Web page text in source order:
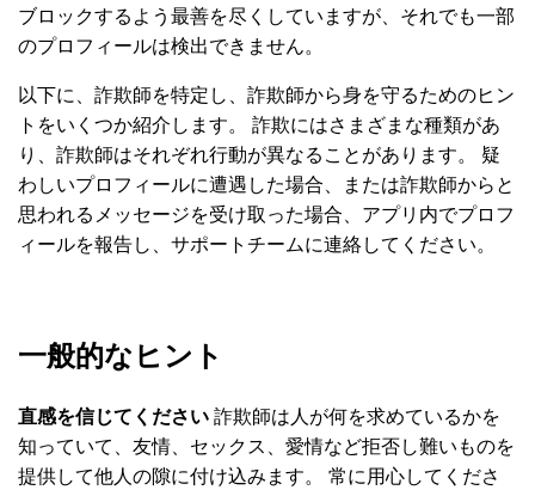
ブロックするよう最善を尽くしていますが、それでも一部
のプロフィールは検出できません。
以下に、詐欺師を特定し、詐欺師から身を守るためのヒン
トをいくつか紹介します。 詐欺にはさまざまな種類があ
り、詐欺師はそれぞれ行動が異なることがあります。 疑
わしいプロフィールに遭遇した場合、または詐欺師からと
思われるメッセージを受け取った場合、アプリ内でプロフ
ィールを報告し、サポートチームに連絡してください。
一般的なヒント
直感を信じてください詐欺師は人が何を求めているかを
知っていて、友情、セックス、愛情など拒否し難いものを
提供して他人の隙に付け込みます。 常に用心してくださ